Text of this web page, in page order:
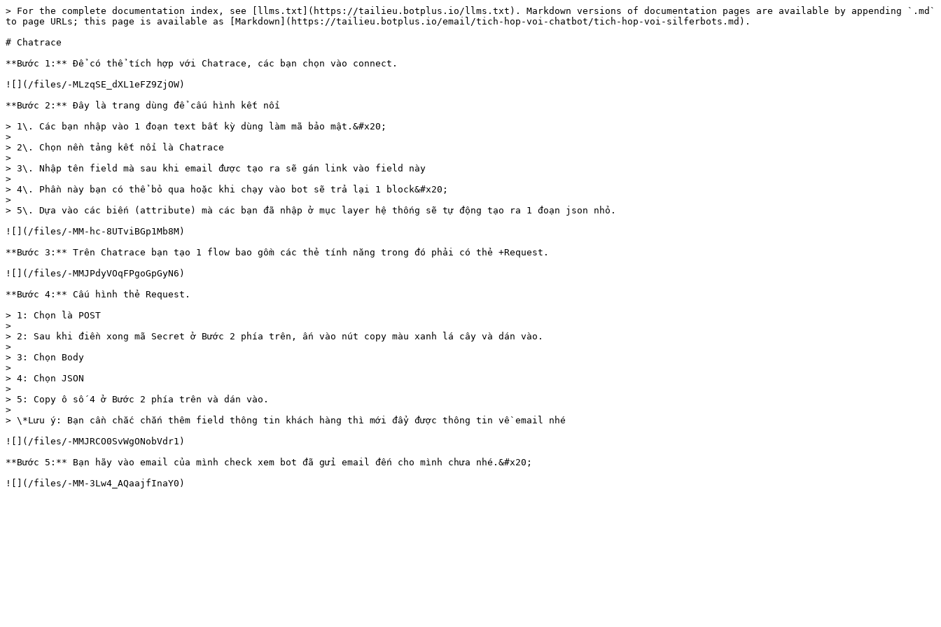
> For the complete documentation index, see [llms.txt](https://tailieu.botplus.io/llms.txt). Markdown versions of documentation pages are available by appending `.md`
to page URLs; this page is available as [Markdown](https://tailieu.botplus.io/email/tich-hop-voi-chatbot/tich-hop-voi-silferbots.md).
# Chatrace
**Bước 1:** Để có thể tích hợp với Chatrace, các bạn chọn vào connect.
![](/files/-MLzqSE_dXL1eFZ9ZjOW)
**Bước 2:** Đây là trang dùng để cấu hình kết nối
> 1\. Các bạn nhập vào 1 đoạn text bất kỳ dùng làm mã bảo mật.&#x20;
>
> 2\. Chọn nền tảng kết nối là Chatrace
>
> 3\. Nhập tên field mà sau khi email được tạo ra sẽ gán link vào field này
>
> 4\. Phần này bạn có thể bỏ qua hoặc khi chạy vào bot sẽ trả lại 1 block&#x20;
>
> 5\. Dựa vào các biến (attribute) mà các bạn đã nhập ở mục layer hệ thống sẽ tự động tạo ra 1 đoạn json nhỏ.
![](/files/-MM-hc-8UTviBGp1Mb8M)
**Bước 3:** Trên Chatrace bạn tạo 1 flow bao gồm các thẻ tính năng trong đó phải có thẻ +Request.
![](/files/-MMJPdyVOqFPgoGpGyN6)
**Bước 4:** Cấu hình thẻ Request.
> 1: Chọn là POST
>
> 2: Sau khi điền xong mã Secret ở Bước 2 phía trên, ấn vào nút copy màu xanh lá cây và dán vào.
>
> 3: Chọn Body
>
> 4: Chọn JSON
>
> 5: Copy ô số 4 ở Bước 2 phía trên và dán vào.
>
> \*Lưu ý: Bạn cần chắc chắn thêm field thông tin khách hàng thì mới đẩy được thông tin về email nhé
![](/files/-MMJRCO0SvWgONobVdr1)
**Bước 5:** Bạn hãy vào email của mình check xem bot đã gửi email đến cho mình chưa nhé.&#x20;